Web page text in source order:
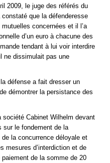
2009, le juge des référés du
que la défenderesse
concernées et il l’a
d’un euro à chacune des
tendant à lui voir interdire
ne dissimulait pas une
défense a fait dresser un
démontrer la persistance des
société Cabinet Wilhelm devant
sur le fondement de la
la concurrence déloyale et
mesures d’interdiction et de
de la somme de 20